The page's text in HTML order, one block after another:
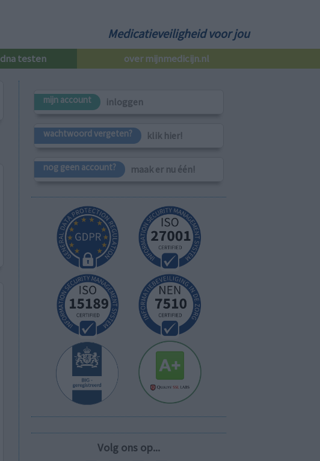
Medicatieveiligheid voor jou
dna testen over mijnmedicijn.nl
mijn account inloggen
wachtwoord vergeten? klik hier!
nog geen account? maak er nu één!
Volg ons op...